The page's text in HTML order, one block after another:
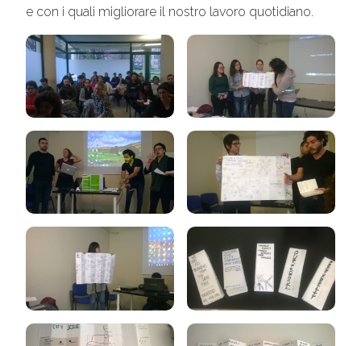
e con i quali migliorare il nostro lavoro quotidiano.